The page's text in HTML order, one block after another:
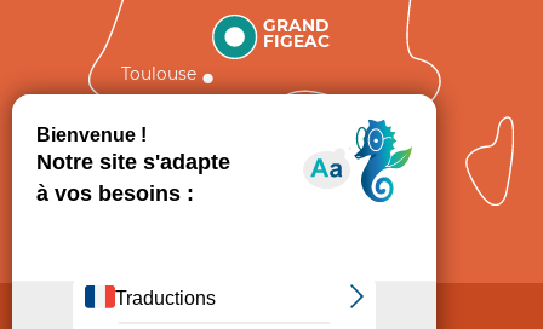
GRAND
FIGEAC
Toulouse